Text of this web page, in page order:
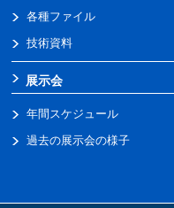
各種ファイル
技術資料
展示会
年間スケジュール
過去の展示会の様子